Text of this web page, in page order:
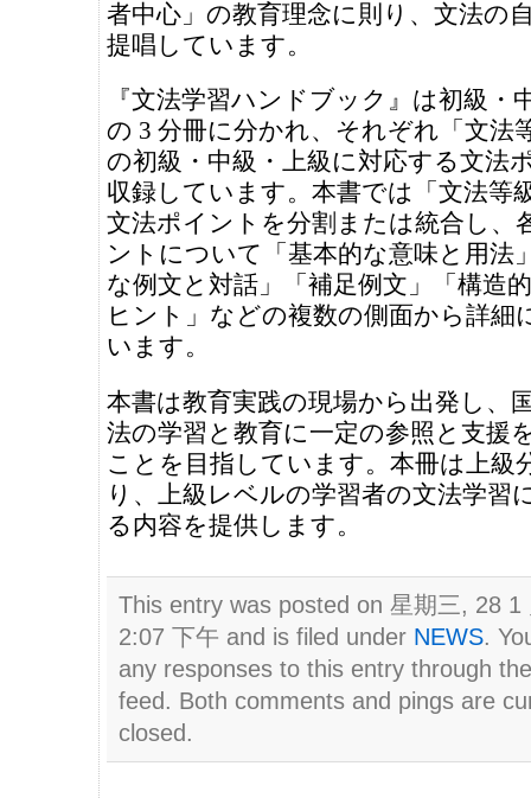
者中心」の教育理念に則り、文法の
提唱しています。
『文法学習ハンドブック』は初級・
の 3 分冊に分かれ、それぞれ「文法
の初級・中級・上級に対応する文法
収録しています。本書では「文法等
文法ポイントを分割または統合し、
ントについて「基本的な意味と用法
な例文と対話」「補足例文」「構造
ヒント」などの複数の側面から詳細
います。
本書は教育実践の現場から出発し、
法の学習と教育に一定の参照と支援
ことを目指しています。本冊は上級
り、上級レベルの学習者の文法学習
る内容を提供します。
This entry was posted on 星期三, 28 1
2:07 下午 and is filed under NEWS.
any responses to this entry through
feed. Both comments and pings are
closed.